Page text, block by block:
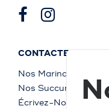
CONTACTEZ-NOUS
Nos Marinas
Nos Succursales
Écrivez-Nous